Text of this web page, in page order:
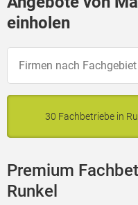
einholen
30 Fachbetriebe in
Premium
Runkel